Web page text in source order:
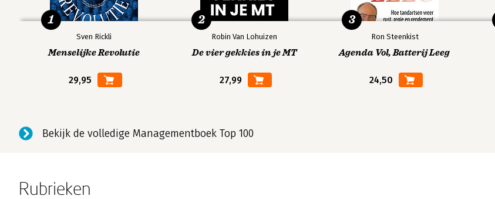
Sven Rickli
Menselijke Revolutie
29,95
1
Robin Van Lohuizen
De vier gekkies in je MT
27,99
2
Ron Steenkist
Agenda Vol, Batterij Leeg
24,50
3
Bekijk de volledige Managementboek Top 100
Rubrieken